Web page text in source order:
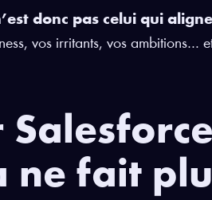
donc pas celui qui
vos irritants, vos ambitions…
ne fait